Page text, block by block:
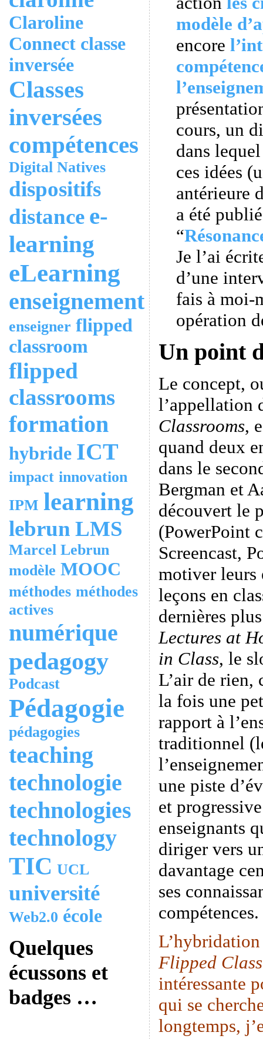
Claroline
Connect classe
inversée
Classes
inversées
compétences
Digital Natives
dispositifs
distance e-
learning
eLearning
enseignement
enseigner flipped
classroom
flipped
classrooms
formation
hybride ICT
impact innovation
IPM learning
lebrun LMS
Marcel Lebrun
modèle MOOC
méthodes méthodes
actives
numérique
pedagogy
Podcast
Pédagogie
pédagogies
teaching
technologie
technologies
technology
TIC UCL
université
Web2.0 école
Quelques
écussons et
badges …
modèle
encore
cours, un
dans
ces idées
antérieure
a été
“
Je l’ai
d’une
fais à moi-
opération
Un point
Le concept,
l’appellation
Classrooms,
quand deux
dans le
Bergman et
découvert le
(PowerPoint
Screencast,
motiver leurs
leçons en
dernières
Lectures at
in Class, le
L’air de rien,
la fois une
rapport à
traditionnel
une piste
et
enseignants
diriger vers
davantage
ses
compétences.
Flipped
intéressante
qui se
longtemps,